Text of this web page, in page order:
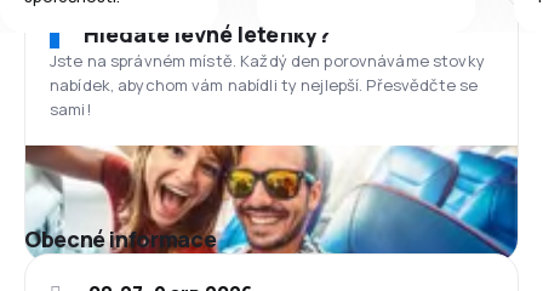
Hledáte levné letenky?
Jste na správném místě. Každý den porovnáváme stovky
nabídek, abychom vám nabídli ty nejlepší. Přesvědčte se
sami!
Obecné informace